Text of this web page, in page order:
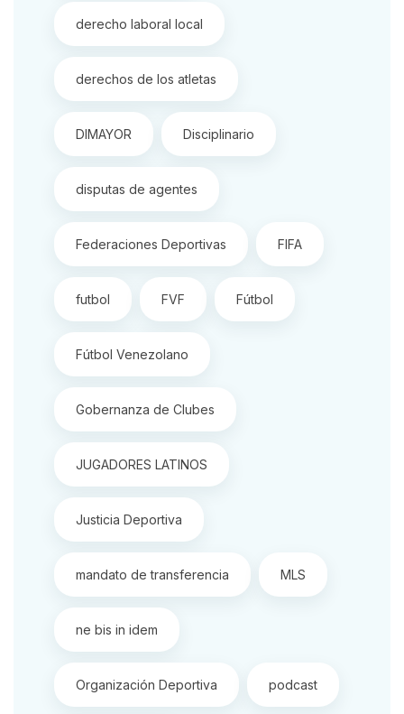
derecho laboral local
derechos de los atletas
DIMAYOR Disciplinario
disputas de agentes
Federaciones Deportivas FIFA
futbol FVF Fútbol
Fútbol Venezolano
Gobernanza de Clubes
JUGADORES LATINOS
Justicia Deportiva
mandato de transferencia MLS
ne bis in idem
Organización Deportiva podcast